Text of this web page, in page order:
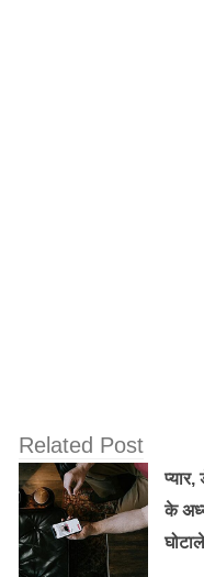
आजकल बैंकों में हर कार्य
आपको कंप्यूटर कार्य में भी
तरह का कंप्यूटर कौर्स या
आपको कंप्यूटर का अच्छा
Related Post
के